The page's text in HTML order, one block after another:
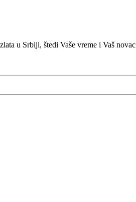
u Srbiji, štedi Vaše vreme i Vaš novac